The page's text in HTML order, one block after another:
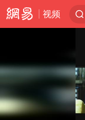
视频